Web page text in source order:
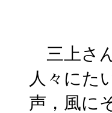
三上さ
人々にた
声，風に